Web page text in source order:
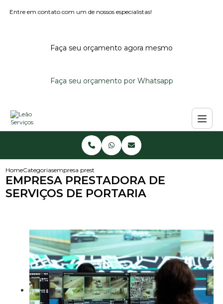
Entre em contato com um de nossos especialistas!
Faça seu orçamento agora mesmo
Faça seu orçamento por Whatsapp
HomeCategoriasempresa prestadora de servicos de portaria
EMPRESA PRESTADORA DE
SERVIÇOS DE PORTARIA